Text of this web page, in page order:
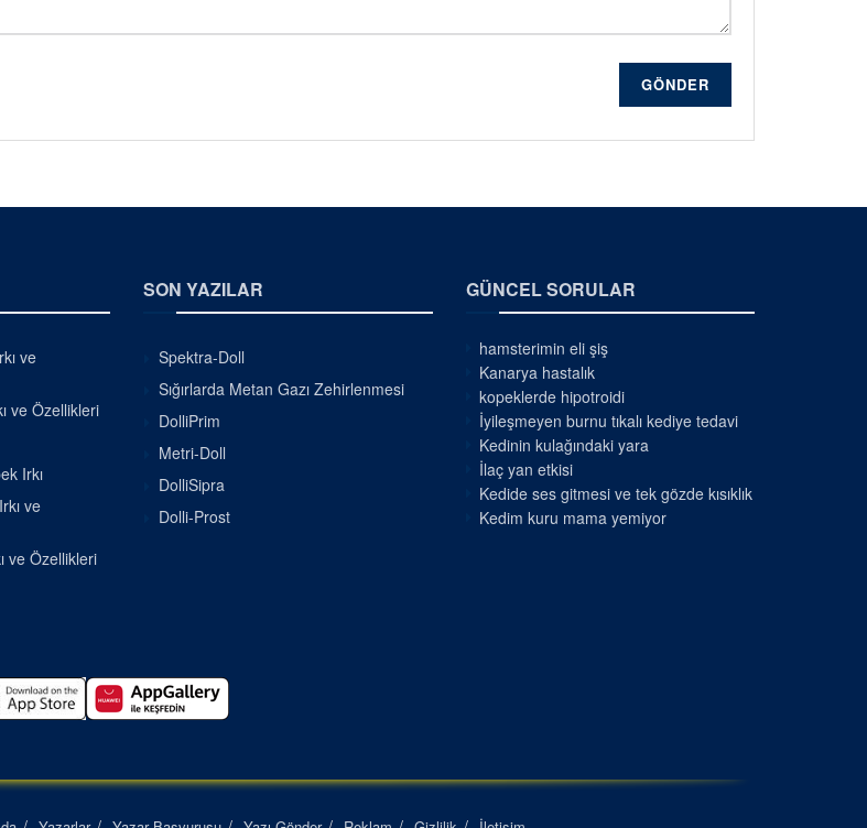
GÖNDER
ve
ve Özellikleri
Irkı
ve
ve Özellikleri
SON YAZILAR
Spektra-Doll
Sığırlarda Metan Gazı Zehirlenmesi
DolliPrim
Metri-Doll
DolliSipra
Dolli-Prost
GÜNCEL SORULAR
hamsterimin eli şiş
Kanarya hastalık
kopeklerde hipotroidi
İyileşmeyen burnu tıkalı kediye tedavi
Kedinin kulağındaki yara
İlaç yan etkisi
Kedide ses gitmesi ve tek gözde kısıklık
Kedim kuru mama yemiyor